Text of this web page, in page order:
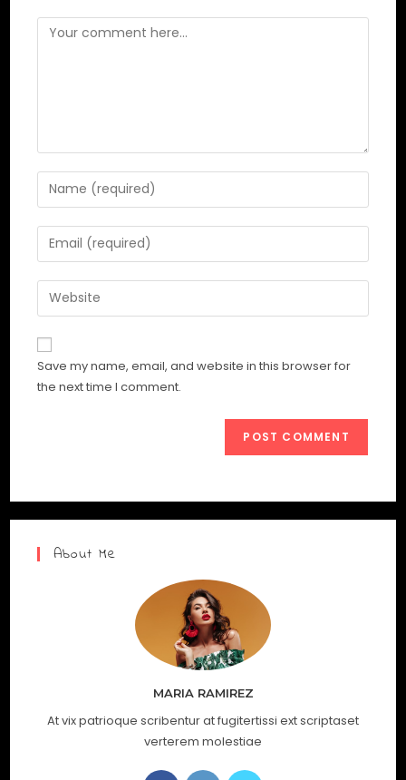
Save my name, email, and website in this browser for
the next time I comment.
About Me
MARIA RAMIREZ
At vix patrioque scribentur at fugitertissi ext scriptaset
verterem molestiae